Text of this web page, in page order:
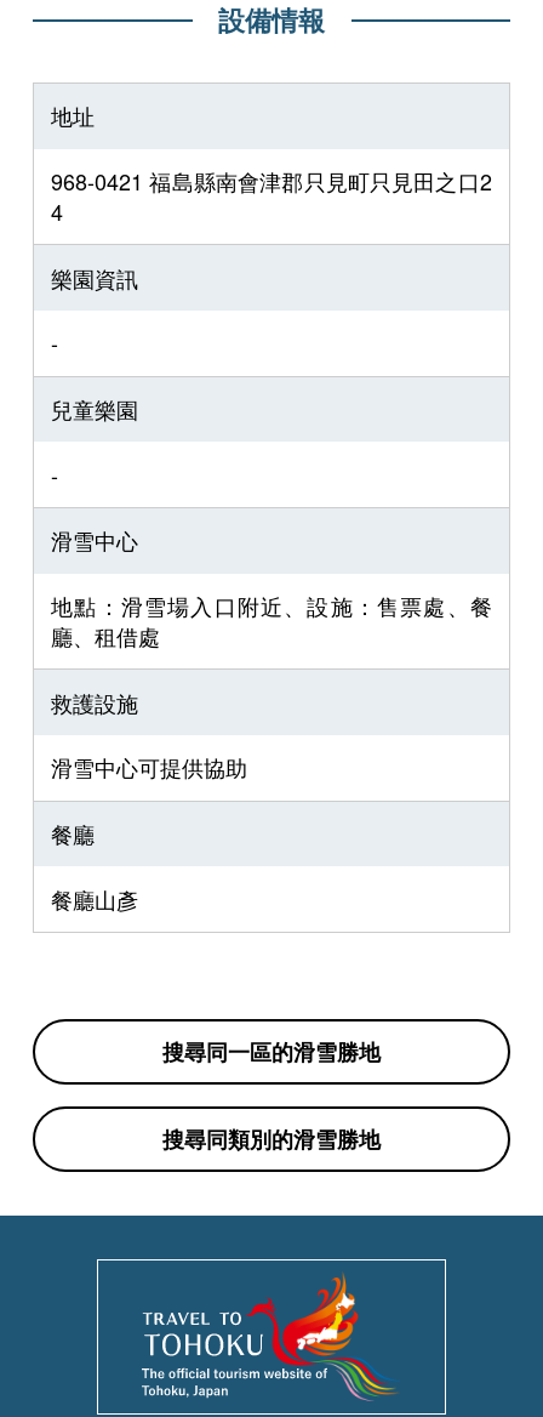
設備情報
地址
968-0421 福島縣南會津郡只見町只見田之口2
4
樂園資訊
-
兒童樂園
-
滑雪中心
地點：滑雪場入口附近、設施：售票處、餐
廳、租借處
救護設施
滑雪中心可提供協助
餐廳
餐廳山彥
搜尋同一區的滑雪勝地
搜尋同類別的滑雪勝地